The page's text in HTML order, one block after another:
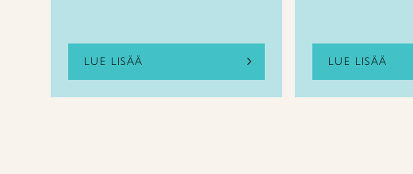
LUE LISÄÄ LUE LISÄÄ